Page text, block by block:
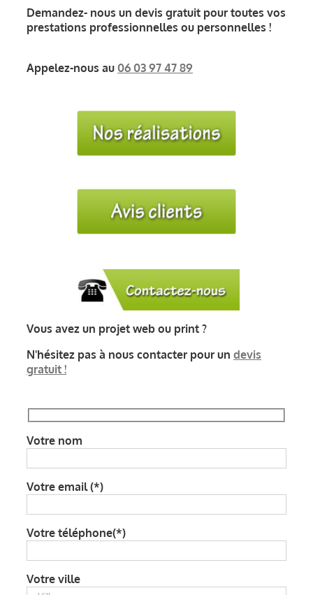
Demandez- nous un devis gratuit pour toutes vos
prestations professionnelles ou personnelles !
Appelez-nous au 06 03 97 47 89
Vous avez un projet web ou print ?
N'hésitez pas à nous contacter pour un devis
gratuit !
Votre nom
Votre email (*)
Votre téléphone(*)
Votre ville